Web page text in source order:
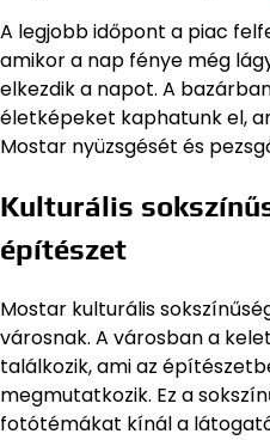
A legjobb időpont a piac
amikor a nap fénye még
elkezdik a napot. A
életképeket kaphatunk el,
Mostar nyüzsgését és
Kulturális
építészet
Mostar kulturális
városnak. A városban a
találkozik, ami az
megmutatkozik. Ez a
fotótémákat kínál a